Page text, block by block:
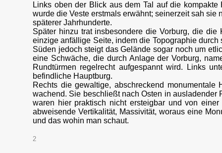
Links oben der Blick aus dem Tal auf die
wurde die Veste erstmals erwähnt; seinerzeit sah
späterer Jahrhunderte.
Später hinzu trat insbesondere die Vorburg, die
einzige anfällige Seite, indem die Topographie
Süden jedoch steigt das Gelände sogar noch um
eine Schwäche, die durch Anlage der Vorburg,
Rundtürmen regelrecht aufgespannt wird. Links
befindliche Hauptburg.
Rechts die gewaltige, abschreckend
wachend. Sie beschließt nach Osten in ausladender
waren hier praktisch nicht ersteigbar und von
abweisende Vertikalität, Massivität, woraus eine
und das wohin man schaut.
2